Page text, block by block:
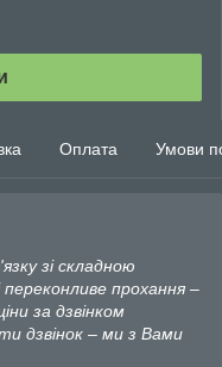
Оплата Умови
зі складною
прохання –
за дзвінком
дзвінок – ми з Вами